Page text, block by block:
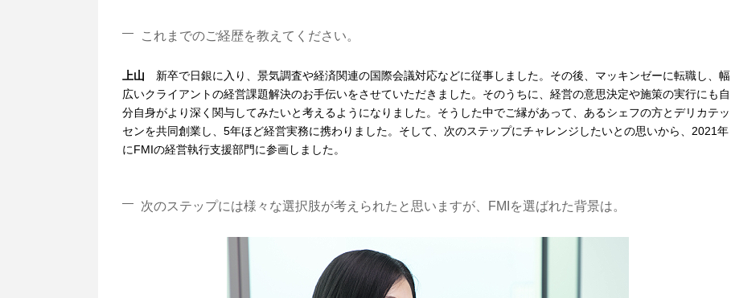
これまでのご経歴を教えてください。
上山
新卒で日銀に入り、景気調査や経済関連の国際会議対応などに従事しました。その後、マッキンゼーに転職し、幅
広いクライアントの経営課題解決のお手伝いをさせていただきました。そのうちに、経営の意思決定や施策の実行にも自
分自身がより深く関与してみたいと考えるようになりました。そうした中でご縁があって、あるシェフの方とデリカテッ
センを共同創業し、5年ほど経営実務に携わりました。そして、次のステップにチャレンジしたいとの思いから、2021年
にFMIの経営執行支援部門に参画しました。
次のステップには様々な選択肢が考えられたと思いますが、FMIを選ばれた背景は。